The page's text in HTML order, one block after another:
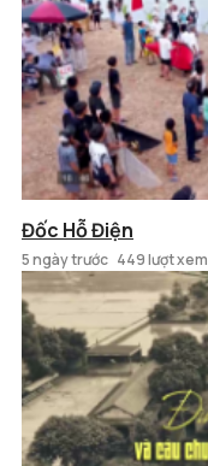
Đốc Hỗ Điện
5 ngày trước 449 lượt xem